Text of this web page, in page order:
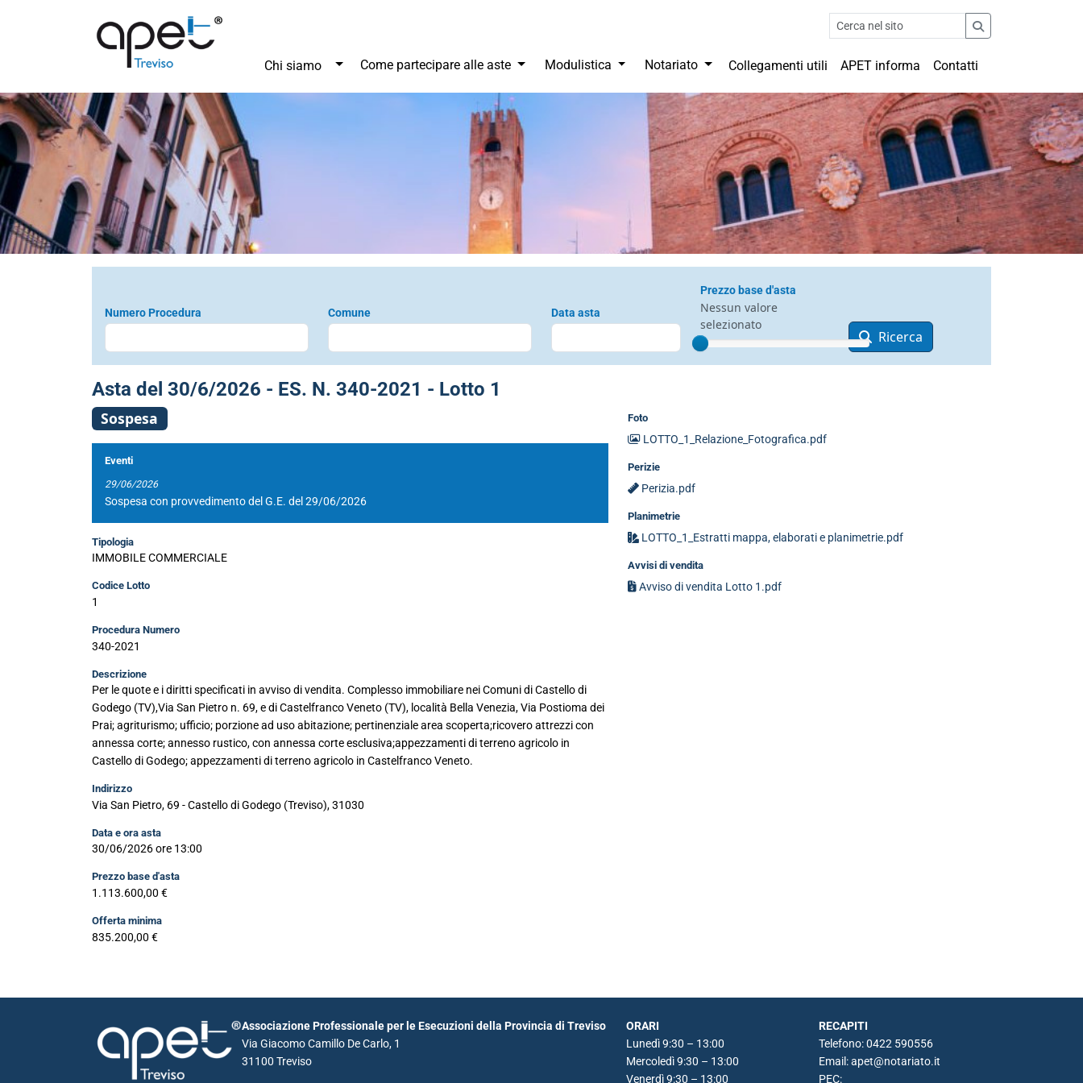
Chi siamo Toggle Dropdown
Come partecipare alle aste Modulistica Notariato Collegamenti utili APET informa Contatti
Numero Procedura Comune Data asta
Prezzo base d'asta
Nessun valore
selezionato
Ricerca
Asta del 30/6/2026 - ES. N. 340-2021 - Lotto 1
Sospesa
Eventi
29/06/2026
Sospesa con provvedimento del G.E. del 29/06/2026
Tipologia
IMMOBILE COMMERCIALE
Codice Lotto
1
Procedura Numero
340-2021
Descrizione
Per le quote e i diritti specificati in avviso di vendita. Complesso immobiliare nei Comuni di Castello di
Godego (TV),Via San Pietro n. 69, e di Castelfranco Veneto (TV), località Bella Venezia, Via Postioma dei
Prai; agriturismo; ufficio; porzione ad uso abitazione; pertinenziale area scoperta;ricovero attrezzi con
annessa corte; annesso rustico, con annessa corte esclusiva;appezzamenti di terreno agricolo in
Castello di Godego; appezzamenti di terreno agricolo in Castelfranco Veneto.
Indirizzo
Via San Pietro, 69 - Castello di Godego (Treviso), 31030
Data e ora asta
30/06/2026 ore 13:00
Prezzo base d'asta
1.113.600,00 €
Offerta minima
835.200,00 €
Foto
LOTTO_1_Relazione_Fotografica.pdf
Perizie
Perizia.pdf
Planimetrie
LOTTO_1_Estratti mappa, elaborati e planimetrie.pdf
Avvisi di vendita
Avviso di vendita Lotto 1.pdf
Associazione Professionale per le Esecuzioni della Provincia di Treviso
Via Giacomo Camillo De Carlo, 1
31100 Treviso
ORARI
Lunedì 9:30 – 13:00
Mercoledì 9:30 – 13:00
Venerdì 9:30 – 13:00
RECAPITI
Telefono: 0422 590556
Email:apet@notariato.it
PEC: